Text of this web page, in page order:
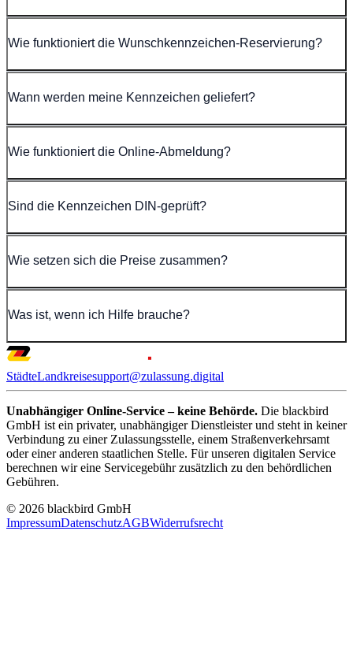
Wie funktioniert die Wunschkennzeichen-Reservierung?
Wann werden meine Kennzeichen geliefert?
Wie funktioniert die Online-Abmeldung?
Sind die Kennzeichen DIN-geprüft?
Wie setzen sich die Preise zusammen?
Was ist, wenn ich Hilfe brauche?
StädteLandkreisesupport@zulassung.digital
Unabhängiger Online-Service – keine Behörde. Die blackbird
GmbH ist ein privater, unabhängiger Dienstleister und steht in keiner
Verbindung zu einer Zulassungsstelle, einem Straßenverkehrsamt
oder einer anderen staatlichen Stelle. Für unseren digitalen Service
berechnen wir eine Servicegebühr zusätzlich zu den behördlichen
Gebühren.
© 2026 blackbird GmbH
ImpressumDatenschutzAGBWiderrufsrecht